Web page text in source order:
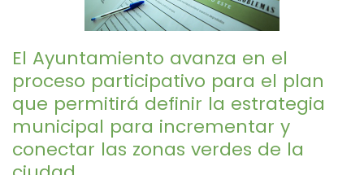
El Ayuntamiento avanza en el
proceso participativo para el plan
que permitirá definir la estrategia
municipal para incrementar y
conectar las zonas verdes de la